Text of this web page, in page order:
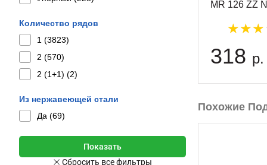
Количество рядов
1 (3823)
2 (570)
2 (1+1) (2)
Из нержавеющей стали
Да (69)
MR 126 ZZ
318 р.
Похожие